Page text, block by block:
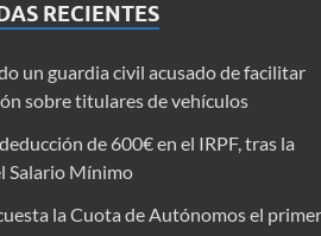
RECIENTES
un guardia civil acusado de facilitar
sobre titulares de vehículos
de 600€ en el IRPF, tras la
Salario Mínimo
la Cuota de Autónomos el primer